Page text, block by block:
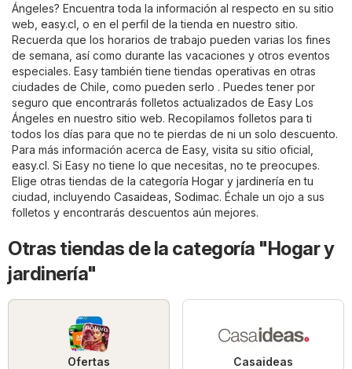
Ángeles? Encuentra toda la información al respecto en su sitio
web, easy.cl , o en el perfil de la tienda en nuestro sitio.
Recuerda que los horarios de trabajo pueden varias los fines
de semana, así como durante las vacaciones y otros eventos
especiales. Easy también tiene tiendas operativas en otras
ciudades de Chile, como pueden serlo . Puedes tener por
seguro que encontrarás folletos actualizados de Easy Los
Ángeles en nuestro sitio web. Recopilamos folletos para ti
todos los días para que no te pierdas de ni un solo descuento.
Para más información acerca de Easy, visita su sitio oficial,
easy.cl. Si Easy no tiene lo que necesitas, no te preocupes.
Elige otras tiendas de la categoría Hogar y jardinería en tu
ciudad, incluyendo Casaideas Sodimac. Échale un ojo a sus
folletos y encontrarás descuentos aún mejores.
Otras tiendas de la categoría "Hogar y
jardinería"
Ofertas Casaideas